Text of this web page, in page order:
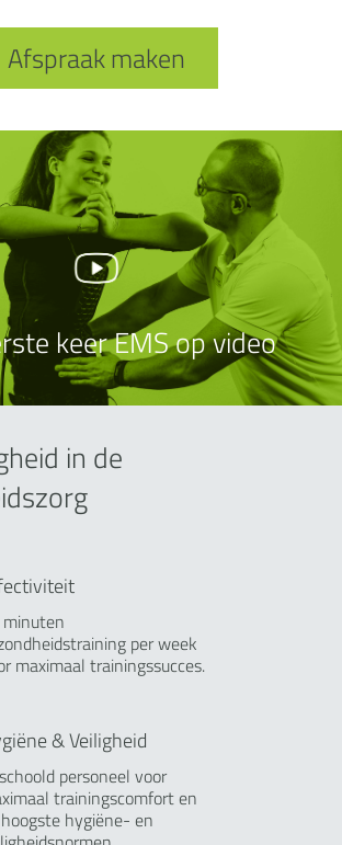
Afspraak maken
keer EMS op video
in de
per week
maximaal trainingssucces.
& Veiligheid
personeel voor
trainingscomfort en
hygiëne- en